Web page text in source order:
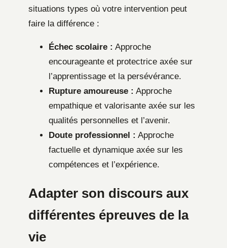
situations types où votre intervention peut
faire la différence :
Échec scolaire : Approche
encourageante et protectrice axée sur
l’apprentissage et la persévérance.
Rupture amoureuse : Approche
empathique et valorisante axée sur les
qualités personnelles et l’avenir.
Doute professionnel : Approche
factuelle et dynamique axée sur les
compétences et l’expérience.
Adapter son discours aux
différentes épreuves de la
vie